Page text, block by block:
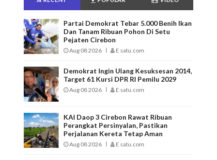
Partai Demokrat Tebar 5.000 Benih Ikan
Dan Tanam Ribuan Pohon Di Setu
Pejaten Cirebon
Aug 08 2026 E satu.com
Demokrat Ingin Ulang Kesuksesan 2014,
Target 61 Kursi DPR RI Pemilu 2029
Aug 08 2026 E satu.com
KAI Daop 3 Cirebon Rawat Ribuan
Perangkat Persinyalan, Pastikan
Perjalanan Kereta Tetap Aman
Aug 08 2026 E satu.com